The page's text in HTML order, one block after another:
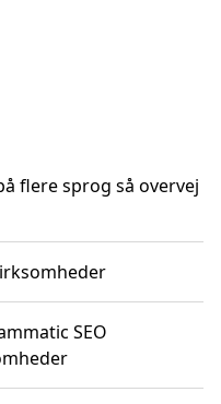
flere sprog så overvej
SEO